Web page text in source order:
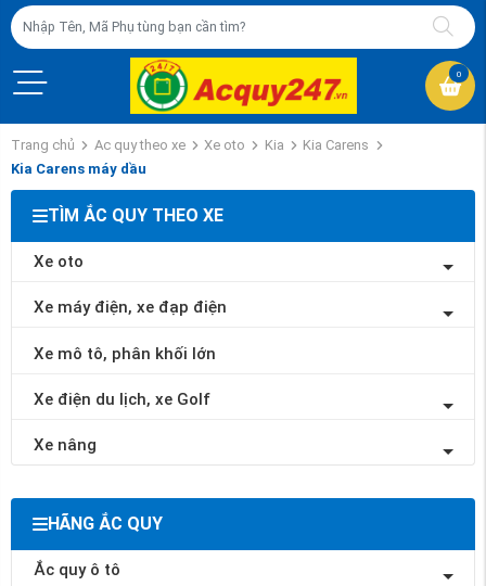
0
Trang chủ Ac quy theo xe Xe oto Kia
Kia Carens
Kia Carens máy dầu
TÌM ẮC QUY THEO XE
Xe oto
Xe máy điện, xe đạp điện
Xe mô tô, phân khối lớn
Xe điện du lịch, xe Golf
Xe nâng
HÃNG ẮC QUY
Ắc quy ô tô